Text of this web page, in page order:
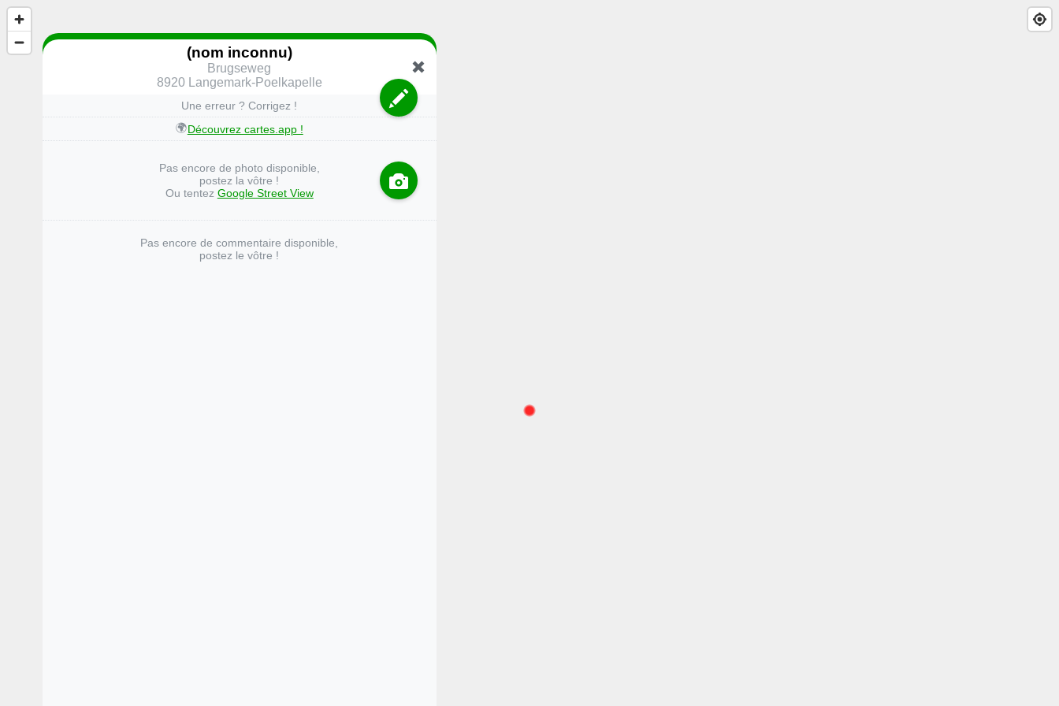
(nom inconnu)
Brugseweg
8920 Langemark-Poelkapelle
Une erreur ? Corrigez !
🌍Découvrez cartes.app !
Pas encore de photo disponible,
postez la vôtre !
Ou tentez Google Street View
Pas encore de commentaire disponible,
postez le vôtre !